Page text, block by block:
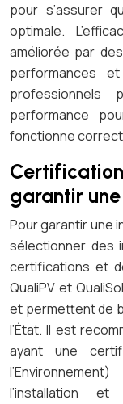
pour s’assurer
optimale.
améliorée par
performances
performance
fonctionne
garantir
Pour garantir une
sélectionner des
certifications et
QualiPV et
et permettent de
l’État. Il est
ayant une
l’installation